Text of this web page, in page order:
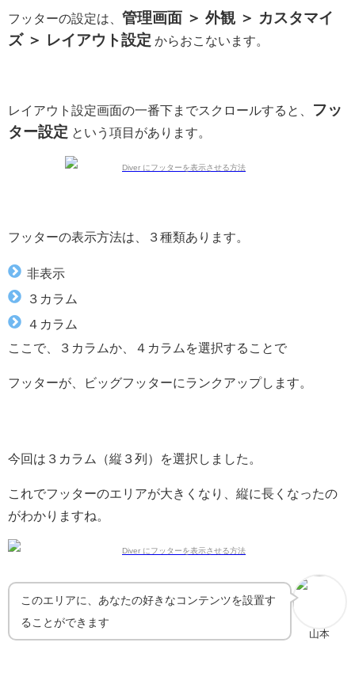
フッターの設定は、 管理画面 ＞ 外観 ＞ カスタマイ
ズ ＞ レイアウト設定 からおこないます。
レイアウト設定画面の一番下までスクロールすると、
フッ
ター設定 という項目があります。
フッターの表示方法は、３種類あります。
非表示
３カラム
４カラム
ここで、３カラムか、４カラムを選択することで
フッターが、ビッグフッターにランクアップします。
今回は３カラム（縦３列）を選択しました。
これでフッターのエリアが大きくなり、縦に長くなったの
がわかりますね。
山本
このエリアに、あなたの好きなコンテンツを設置す
ることができます